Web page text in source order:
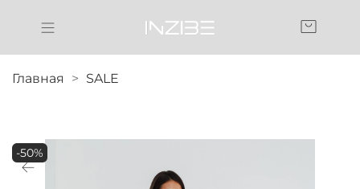
Главная SALE
-50%